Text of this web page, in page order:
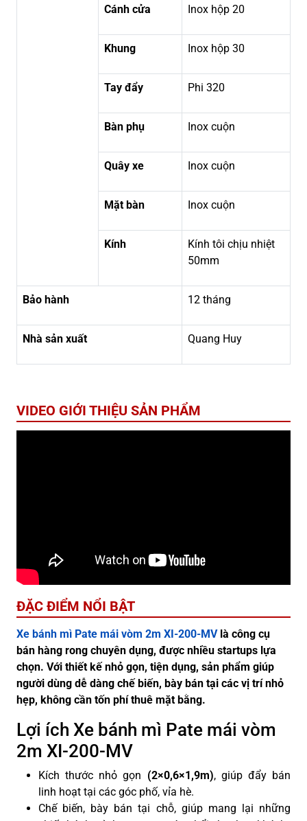
Cánh cửa Inox hộp 20
Khung Inox hộp 30
Tay đẩy Phi 320
Bàn phụ Inox cuộn
Quây xe Inox cuộn
Mặt bàn Inox cuộn
Kính
Kính tôi chịu nhiệt
50mm
Bảo hành 12 tháng
Nhà sản xuất Quang Huy
VIDEO GIỚI THIỆU SẢN PHẨM
ĐẶC ĐIỂM NỔI BẬT
Xe bánh mì Pate mái vòm 2m XI-200-MVlà công cụ
bán hàng rong chuyên dụng, được nhiều startups lựa
chọn. Với thiết kế nhỏ gọn, tiện dụng, sản phẩm giúp
người dùng dễ dàng chế biến, bày bán tại các vị trí nhỏ
hẹp, không cần tốn phí thuê mặt bằng.
Lợi ích Xe bánh mì Pate mái vòm
2m XI-200-MV
Kích thước nhỏ gọn (2×0,6×1,9m), giúp đẩy bán
linh hoạt tại các góc phố, vỉa hè.
Chế biến, bày bán tại chỗ, giúp mang lại những